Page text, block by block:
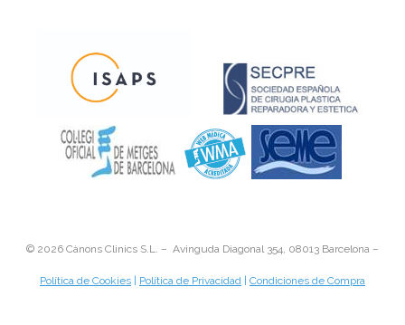
© 2026 Cànons Clinics S.L. – Avinguda Diagonal 354, 08013 Barcelona –
Política de Cookies Política de Privacidad Condiciones de Compra